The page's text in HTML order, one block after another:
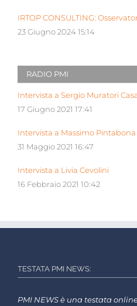
IRTOP CONSULTING:
23 Giugno 2024 15:14
RADIO PMI
Intervista a Sergio Muratori
17 Giugno 2021 17:41
Intervista a Massimo Pintabona
31 Maggio 2021 16:47
Intervista a Livia Cevolini
16 Febbraio 2021 10:42
TESTATA PMI NEWS:
PMI NEWS è una testata